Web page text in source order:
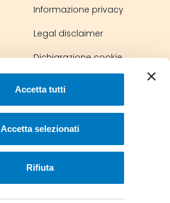
Accetta tutti
Accetta selezionati
Rifiuta
Informazione privacy
Legal disclaimer
Dichiarazione cookie